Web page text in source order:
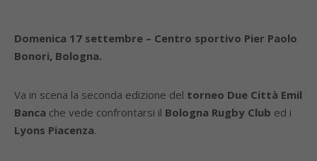
Domenica 17 settembre – Centro sportivo Pier Paolo
Bonori, Bologna.
Va in scena la seconda edizione del torneo Due Città Emil
Banca che vede confrontarsi il Bologna Rugby Club ed i
Lyons Piacenza.